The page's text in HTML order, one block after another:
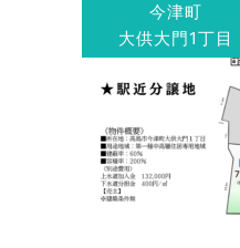
今津町
大供大門1丁目